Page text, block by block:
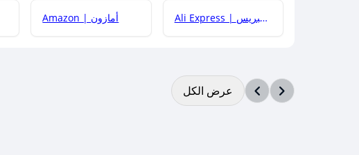
Amazon | أمازون Ali Express | علي إكسبريس
عرض الكل